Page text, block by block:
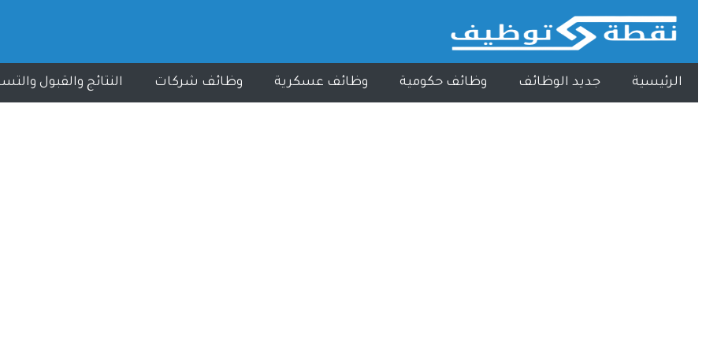
الرئيسية جديد الوظائف وظائف حكومية وظائف عسكرية وظائف شركات النتائج والقبول